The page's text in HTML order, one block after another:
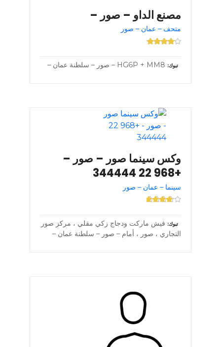
مصنع الداو – صور –
متحف – عمان – صور
تبوك HG6P + MM8 – صور – سلطنة عمان –
وكس سينما صور – صور –
+968 22 344444
سينما – عمان – صور
تبوك
فيش ماركت ودجاج زكي مقلي ، مركز صور
التجاري ، صور ، أمام – صور – سلطنة عمان –